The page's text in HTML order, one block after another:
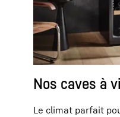
Nos caves à
Le climat parfait